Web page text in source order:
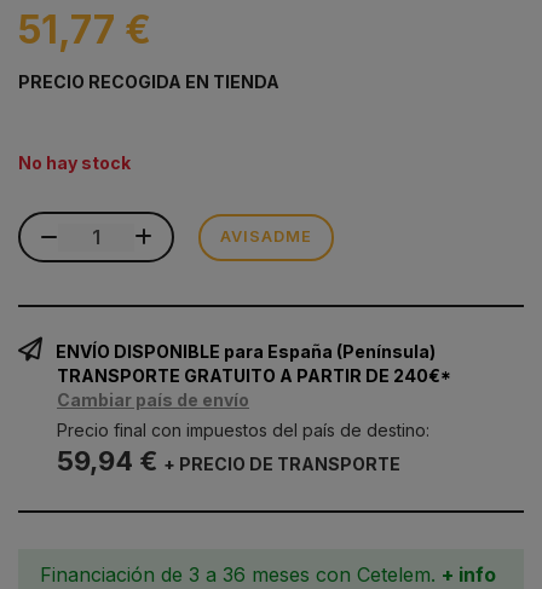
51,77 €
PRECIO RECOGIDA EN TIENDA
No hay stock
AVISADME
ENVÍO DISPONIBLE para España (Península)
TRANSPORTE GRATUITO A PARTIR DE 240€*
Cambiar país de envío
Precio final con impuestos del país de destino:
59,94 € + PRECIO DE TRANSPORTE
Financiación de 3 a 36 meses con Cetelem. + info